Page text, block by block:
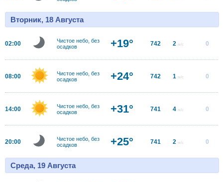
Вторник, 18 Августа
02:00
Чистое небо, без
осадков
+19° 742 2 м/с 0
08:00
Чистое небо, без
осадков
+24° 742 1 м/с 0
14:00
Чистое небо, без
осадков
+31° 741 4 м/с 0
20:00
Чистое небо, без
осадков
+25° 741 2 м/с 0
Среда, 19 Августа